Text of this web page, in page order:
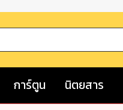
การ์ตูน นิตยสาร